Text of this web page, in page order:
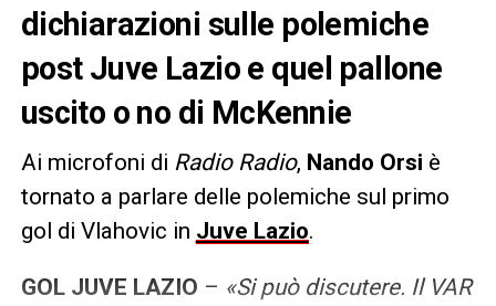
dichiarazioni sulle polemiche
post Juve Lazio e quel pallone
uscito o no di McKennie
Ai microfoni di Radio Radio, Nando Orsi è
tornato a parlare delle polemiche sul primo
gol di Vlahovic in Juve Lazio.
GOL JUVE LAZIO – «Si può discutere. Il VAR